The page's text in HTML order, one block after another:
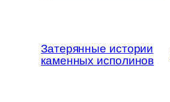
Затерянные истории
каменных исполинов